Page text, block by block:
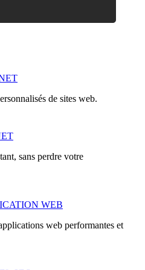
de sites web.
sans perdre votre
WEB
web performantes et